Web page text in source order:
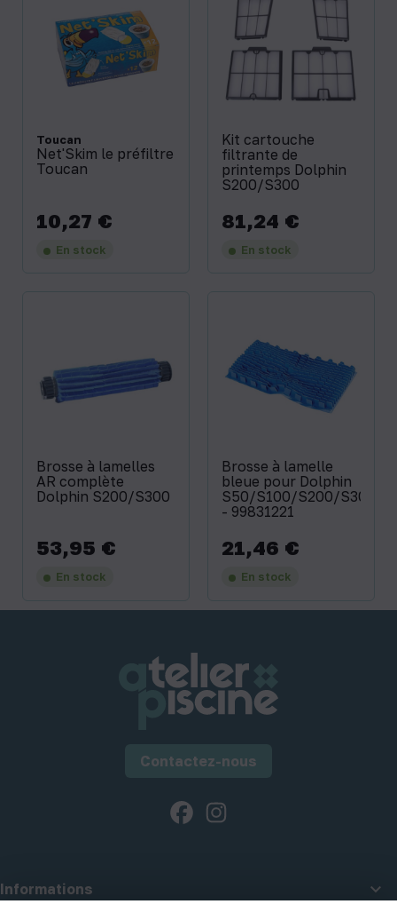
Toucan
Net'Skim le préfiltre
Toucan
Prix
10,27 €
En stock
Kit cartouche
filtrante de
printemps Dolphin
S200/S300
Prix
81,24 €
En stock
Brosse à lamelles
AR complète
Dolphin S200/S300
Prix
53,95 €
En stock
Brosse à lamelle
bleue pour Dolphin
S50/S100/S200/S300
- 99831221
Prix
21,46 €
En stock
Contactez-nous
Facebook
Informations 